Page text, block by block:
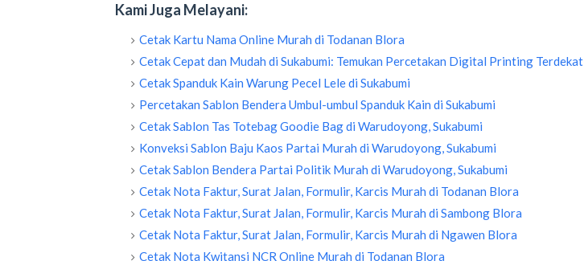
Kami Juga Melayani:
Cetak Kartu Nama Online Murah di Todanan Blora
Cetak Cepat dan Mudah di Sukabumi: Temukan Percetakan Digital Printing Terdekat
Cetak Spanduk Kain Warung Pecel Lele di Sukabumi
Percetakan Sablon Bendera Umbul-umbul Spanduk Kain di Sukabumi
Cetak Sablon Tas Totebag Goodie Bag di Warudoyong, Sukabumi
Konveksi Sablon Baju Kaos Partai Murah di Warudoyong, Sukabumi
Cetak Sablon Bendera Partai Politik Murah di Warudoyong, Sukabumi
Cetak Nota Faktur, Surat Jalan, Formulir, Karcis Murah di Todanan Blora
Cetak Nota Faktur, Surat Jalan, Formulir, Karcis Murah di Sambong Blora
Cetak Nota Faktur, Surat Jalan, Formulir, Karcis Murah di Ngawen Blora
Cetak Nota Kwitansi NCR Online Murah di Todanan Blora